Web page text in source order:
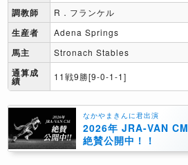
調教師 R．フランケル
生産者 Adena Springs
馬主 Stronach Stables
通算成
績 11戦9勝[9-0-1-1]
なかやまきんに君出演
2026年 JRA-VAN CM
絶賛公開中！！